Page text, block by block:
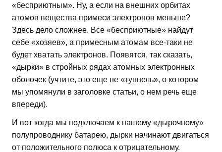
«бесприютным». Ну, а если на внешних орбитах
атомов вещества примеси электронов меньше?
Здесь дело сложнее. Все «бесприютные» найдут
себе «хозяев», а примесным атомам все-таки не
будет хватать электронов. Появятся, так сказать,
«дырки» в стройных рядах атомных электронных
оболочек (учтите, это еще не «туннель», о котором
мы упомянули в заголовке статьи, о нем речь еще
впереди).
И вот когда мы подключаем к нашему «дырочному»
полупроводнику батарею, дырки начинают двигаться
от положительного полюса к отрицательному.